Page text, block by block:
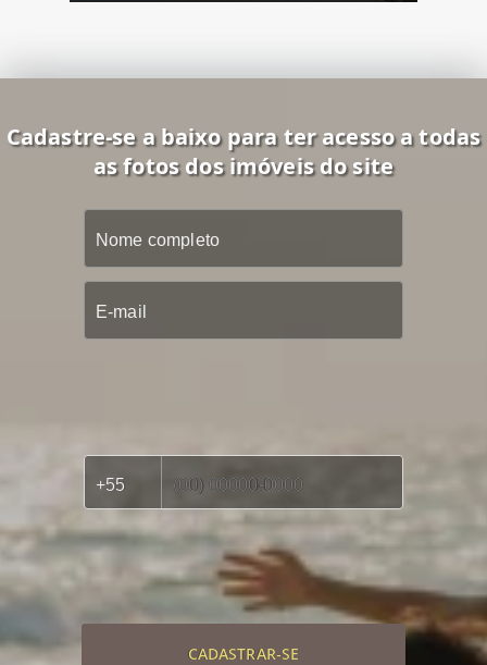
Cadastre-se a baixo para ter acesso a todas
as fotos dos imóveis do site
CADASTRAR-SE